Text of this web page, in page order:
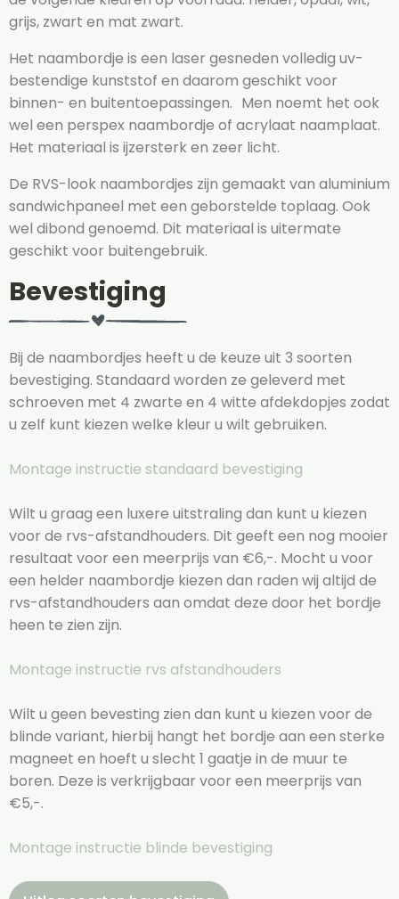
grijs, zwart en mat zwart.
Het naambordje is een laser gesneden volledig uv-
bestendige kunststof en daarom geschikt voor
binnen- en buitentoepassingen. Men noemt het ook
wel een perspex naambordje of acrylaat naamplaat.
Het materiaal is ijzersterk en zeer licht.
De RVS-look naambordjes zijn gemaakt van aluminium
sandwichpaneel met een geborstelde toplaag. Ook
wel dibond genoemd. Dit materiaal is uitermate
geschikt voor buitengebruik.
Bevestiging
Bij de naambordjes heeft u de keuze uit 3 soorten
bevestiging. Standaard worden ze geleverd met
schroeven met 4 zwarte en 4 witte afdekdopjes zodat
u zelf kunt kiezen welke kleur u wilt gebruiken.
Montage instructie standaard bevestiging
Wilt u graag een luxere uitstraling dan kunt u kiezen
voor de rvs-afstandhouders. Dit geeft een nog mooier
resultaat voor een meerprijs van €6,-. Mocht u voor
een helder naambordje kiezen dan raden wij altijd de
rvs-afstandhouders aan omdat deze door het bordje
heen te zien zijn.
Montage instructie rvs afstandhouders
Wilt u geen bevesting zien dan kunt u kiezen voor de
blinde variant, hierbij hangt het bordje aan een sterke
magneet en hoeft u slecht 1 gaatje in de muur te
boren. Deze is verkrijgbaar voor een meerprijs van
€5,-.
Montage instructie blinde bevestiging